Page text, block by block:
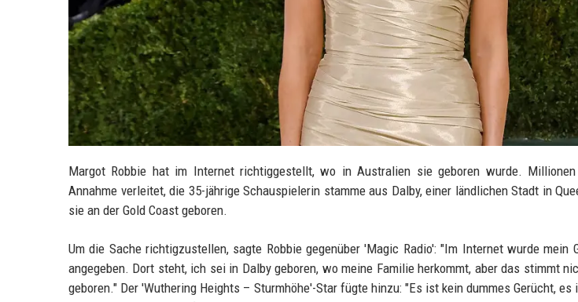
Margot Robbie hat im Internet richtiggestellt, wo in Australien sie geboren wurde.
Annahme verleitet, die 35-jährige Schauspielerin stamme aus Dalby, einer ländlichen Stadt in
sie an der Gold Coast geboren.
Um die Sache richtigzustellen, sagte Robbie gegenüber 'Magic Radio': "Im Internet wurde
angegeben. Dort steht, ich sei in Dalby geboren, wo meine Familie herkommt, aber das stimmt
geboren." Der 'Wuthering Heights – Sturmhöhe'-Star fügte hinzu: "Es ist kein dummes Gerücht,